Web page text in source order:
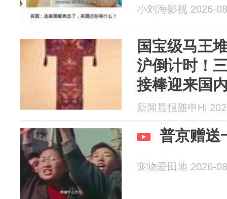
小刘海影视 2026-
国宝级马王
沪倒计时！
接棒迎来国
新闻晨报随申Hi
普京赠送
宠物爱田地 2026-